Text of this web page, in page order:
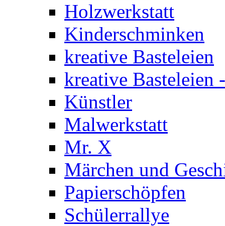
Holzwerkstatt
Kinderschminken
kreative Basteleien
kreative Basteleien
Künstler
Malwerkstatt
Mr. X
Märchen und
Papierschöpfen
Schülerrallye